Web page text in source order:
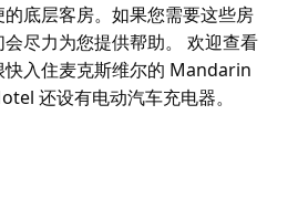
底层客房。如果您需要这些房
尽力为您提供帮助。 欢迎查看
快入住麦克斯维尔的 Mandarin
还设有电动汽车充电器。
晚的理想场所，也是您探索令人
地区时舒适温馨的长期住宿基